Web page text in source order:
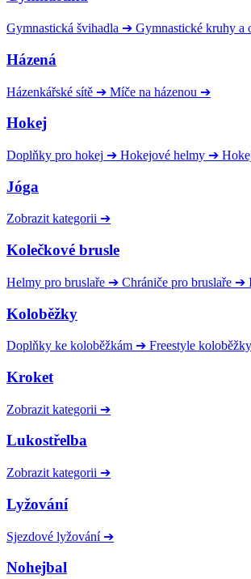
Gymnastická švihadla ➔ Gymnastické kruhy a
Házená
Házenkářské sítě ➔ Míče na házenou ➔
Hokej
Doplňky pro hokej ➔ Hokejové helmy ➔
Jóga
Zobrazit kategorii ➔
Kolečkové brusle
Helmy pro bruslaře ➔ Chrániče pro bruslaře ➔
Koloběžky
Doplňky ke koloběžkám ➔ Freestyle koloběžky
Kroket
Zobrazit kategorii ➔
Lukostřelba
Zobrazit kategorii ➔
Lyžování
Sjezdové lyžování ➔
Nohejbal